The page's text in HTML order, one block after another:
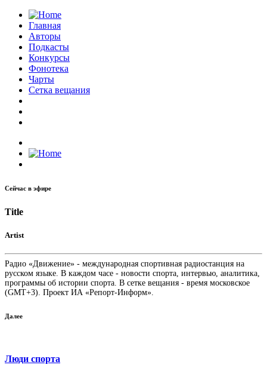
Главная
Авторы
Подкасты
Конкурсы
Фонотека
Чарты
Сетка вещания
Сейчас в эфире
Title
Artist
Радио «Движение» - международная спортивная радиостанция на
русском языке. В каждом часе - новости спорта, интервью, аналитика,
программы об истории спорта. В сетке вещания - время московское
(GMT+3). Проект ИА «Репорт-Информ».
Далее
Люди спорта